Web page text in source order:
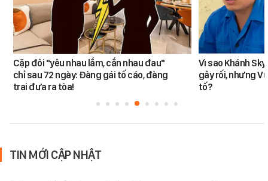
Cặp đôi "yêu nhau lắm, cắn nhau đau"
chỉ sau 72 ngày: Đàng gái tố cáo, đàng
trai đưa ra tòa!
Vì sao Khánh
gây rối, nhưng
tố?
TIN MỚI CẬP NHẬT